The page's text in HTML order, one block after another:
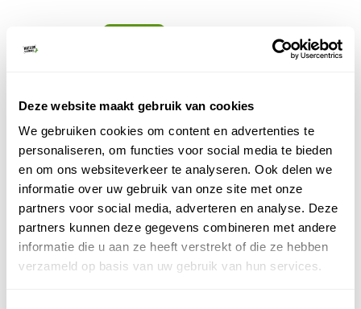
Deze website maakt gebruik van cookies
We gebruiken cookies om content en advertenties te
personaliseren, om functies voor social media te bieden
en om ons websiteverkeer te analyseren. Ook delen we
informatie over uw gebruik van onze site met onze
partners voor social media, adverteren en analyse. Deze
partners kunnen deze gegevens combineren met andere
informatie die u aan ze heeft verstrekt of die ze hebben
verzameld op basis van uw gebruik van hun services.
van Noorwegen.
Grote kans op noorderlicht.
Nu met
rechtstreekse vlucht uit Amsterdam
BEKIJK
Abel Reizen - Natuurcruise met Expeditieboot
Individuele reis
10-daagse tocht in de zomer met expeditieschip